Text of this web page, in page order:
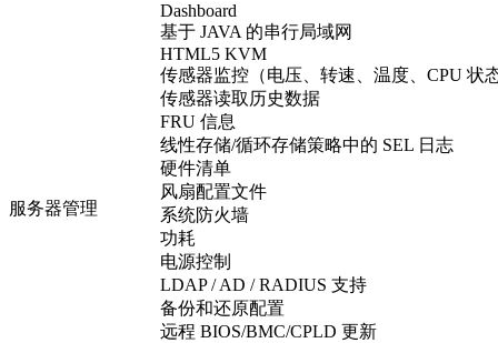
服务器管理
Dashboard
基于 JAVA 的串行局域网
HTML5 KVM
传感器监控（电压、转速、温度、CPU 状
传感器读取历史数据
FRU 信息
线性存储/循环存储策略中的 SEL 日志
硬件清单
风扇配置文件
系统防火墙
功耗
电源控制
LDAP / AD / RADIUS 支持
备份和还原配置
远程 BIOS/BMC/CPLD 更新